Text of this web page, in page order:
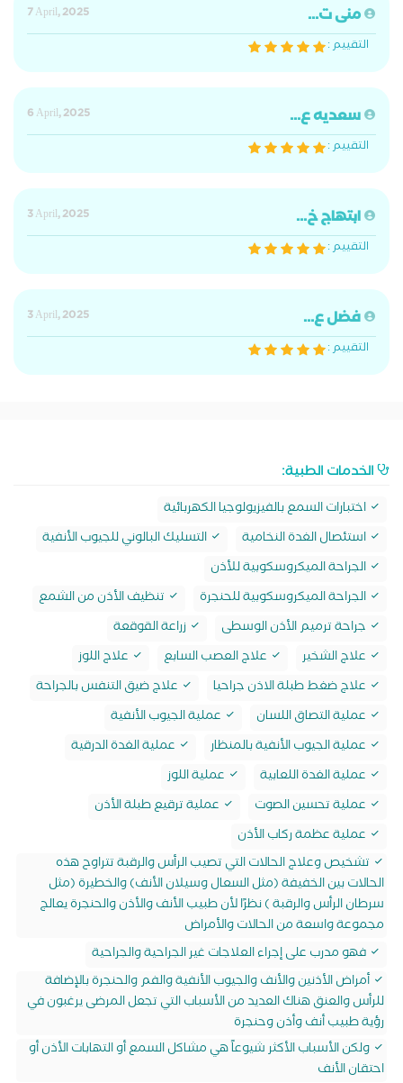
منى ت...
7 April, 2025
التقييم :
سعديه ع...
6 April, 2025
التقييم :
ابتهاج خ...
3 April, 2025
التقييم :
فضل ع...
3 April, 2025
التقييم :
الخدمات الطبية:
اختبارات السمع بالفيزيولوجيا الكهربائية
استئصال الغدة النخامية
التسليك البالوني للجيوب الأنفية
الجراحة الميكروسكوبية للأذن
الجراحة الميكروسكوبية للحنجرة
تنظيف الأذن من الشمع
جراحة ترميم الأذن الوسطى
زراعة القوقعة
علاج الشخير
علاج العصب السابع
علاج اللوز
علاج ضغط طبلة الاذن جراحيا
علاج ضيق التنفس بالجراحة
عملية التصاق اللسان
عملية الجيوب الأنفية
عملية الجيوب الأنفية بالمنظار
عملية الغدة الدرقية
عملية الغدة اللعابية
عملية اللوز
عملية تحسين الصوت
عملية ترقيع طبلة الأذن
عملية عظمة ركاب الأذن
تشخيص وعلاج الحالات التي تصيب الرأس والرقبة تتراوح هذه
الحالات بين الخفيفة (مثل السعال وسيلان الأنف) والخطيرة (مثل
سرطان الرأس والرقبة ) نظرًا لأن طبيب الأنف والأذن والحنجرة يعالج
مجموعة واسعة من الحالات والأمراض
فهو مدرب على إجراء العلاجات غير الجراحية والجراحية
أمراض الأذنين والأنف والجيوب الأنفية والفم والحنجرة بالإضافة
للرأس والعنق هناك العديد من الأسباب التي تجعل المرضى يرغبون في
رؤية طبيب أنف وأذن وحنجرة
ولكن الأسباب الأكثر شيوعاً هي مشاكل السمع أو التهابات الأذن أو
احتقان الأنف